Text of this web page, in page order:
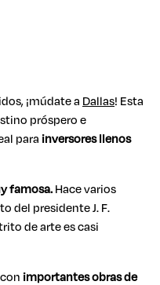
¡múdate a Dallas! Esta
próspero e
para inversores llenos
famosa.Hace varios
del presidente J. F.
de arte es casi
importantes obras de